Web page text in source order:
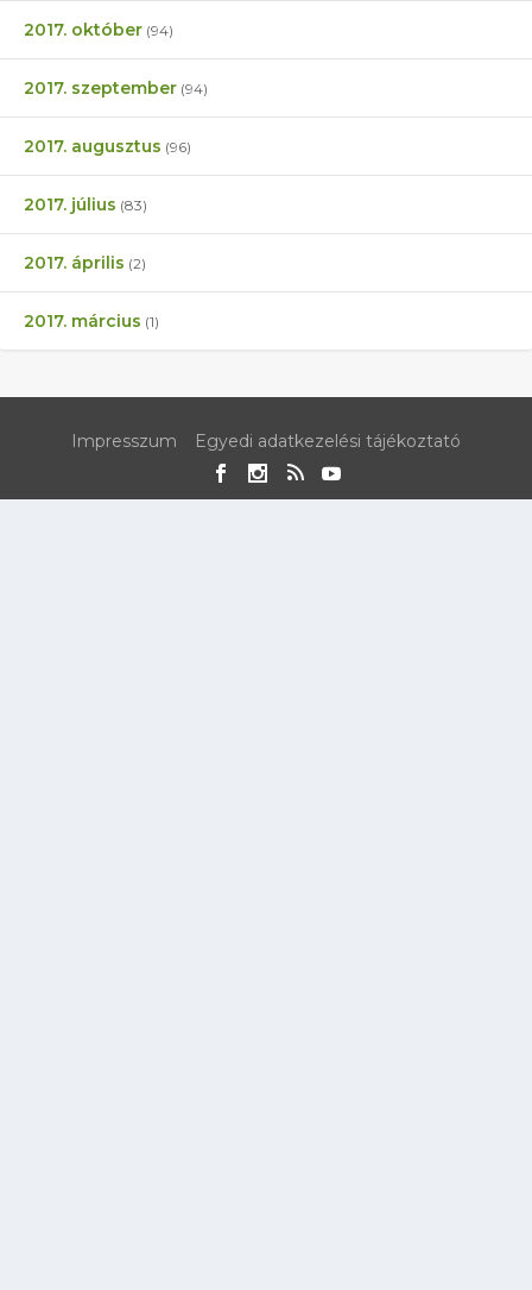
2017. október (94)
2017. szeptember (94)
2017. augusztus (96)
2017. július (83)
2017. április (2)
2017. március (1)
Impresszum Egyedi adatkezelési tájékoztató